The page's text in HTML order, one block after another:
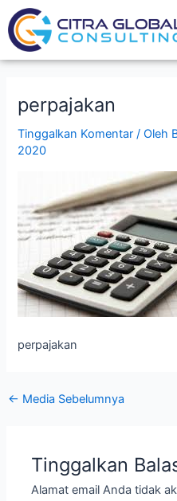
Lewati
ke
konten
perpajakan
Tinggalkan Komentar / Oleh
2020
perpajakan
Post
navigation
← Media Sebelumnya
Tinggalkan
Alamat email Anda tidak